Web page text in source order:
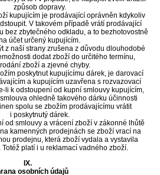
způsob dopravy.
kupujícím je prodávající oprávněn kdykoliv
V takovém případě vrátí prodávající
bez zbytečného odkladu, a to bezhotovostně
účet určený kupujícím.
z naší strany zrušena z důvodu dlouhodobé
dodat zboží do určitého termínu,
zboží a zjevné chyby.
poskytnut kupujícímu dárek, je darovací
a kupujícím uzavřena s rozvazovací
li k odstoupení od kupní smlouvy kupujícím,
ohledně takového dárku účinnosti
spolu se zbožím prodávajícímu vrátit
i poskytnutý dárek.
od smlouvy a vrácení zboží v zákonné lhůtě
kamenných prodejnách se zboží vrací na
prodejnu, která zboží vydala a vystavila
platí i u reklamací vadného zboží.
IX.
osobních údajů